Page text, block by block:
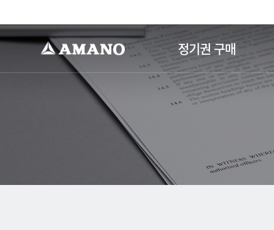
정기권 구매